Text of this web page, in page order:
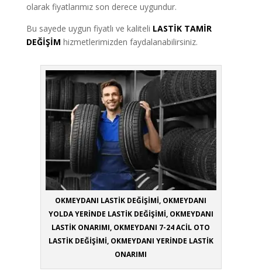
olarak fiyatlarımız son derece uygundur.
Bu sayede uygun fiyatlı ve kaliteli LASTİK TAMİR
DEĞİŞİM hizmetlerimizden faydalanabilirsiniz.
OKMEYDANI LASTİK DEĞİŞİMİ, OKMEYDANI
YOLDA YERİNDE LASTİK DEĞİŞİMİ, OKMEYDANI
LASTİK ONARIMI, OKMEYDANI 7-24 ACİL OTO
LASTİK DEĞİŞİMİ, OKMEYDANI YERİNDE LASTİK
ONARIMI